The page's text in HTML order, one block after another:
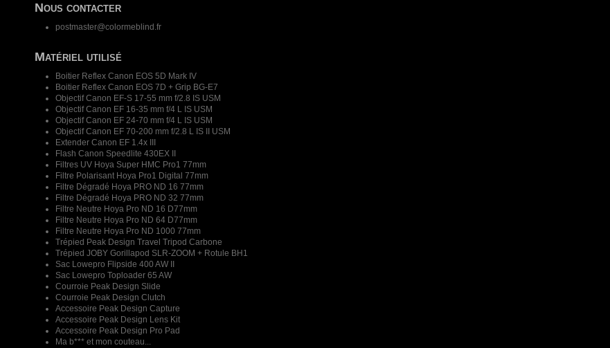
Nous contacter
postmaster@colormeblind.fr
Matériel utilisé
Boitier Reflex Canon EOS 5D Mark IV
Boitier Reflex Canon EOS 7D + Grip BG-E7
Objectif Canon EF-S 17-55 mm f/2.8 IS USM
Objectif Canon EF 16-35 mm f/4 L IS USM
Objectif Canon EF 24-70 mm f/4 L IS USM
Objectif Canon EF 70-200 mm f/2.8 L IS II USM
Extender Canon EF 1.4x III
Flash Canon Speedlite 430EX II
Filtres UV Hoya Super HMC Pro1 77mm
Filtre Polarisant Hoya Pro1 Digital 77mm
Filtre Dégradé Hoya PRO ND 16 77mm
Filtre Dégradé Hoya PRO ND 32 77mm
Filtre Neutre Hoya Pro ND 16 D77mm
Filtre Neutre Hoya Pro ND 64 D77mm
Filtre Neutre Hoya Pro ND 1000 77mm
Trépied Peak Design Travel Tripod Carbone
Trépied JOBY Gorillapod SLR-ZOOM + Rotule BH1
Sac Lowepro Flipside 400 AW II
Sac Lowepro Toploader 65 AW
Courroie Peak Design Slide
Courroie Peak Design Clutch
Accessoire Peak Design Capture
Accessoire Peak Design Lens Kit
Accessoire Peak Design Pro Pad
Ma b*** et mon couteau...